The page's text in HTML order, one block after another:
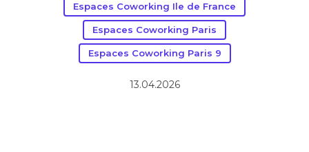
Espaces Coworking Ile de France
Espaces Coworking Paris
Espaces Coworking Paris 9
13.04.2026